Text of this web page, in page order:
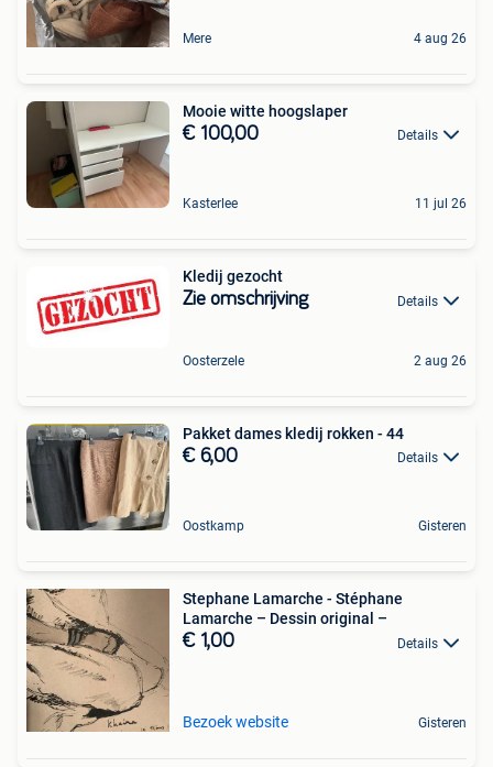
Mere 4 aug 26
Mooie witte hoogslaper
€ 100,00 Details
Kasterlee 11 jul 26
Kledij gezocht
Zie omschrijving Details
Oosterzele 2 aug 26
Pakket dames kledij rokken - 44
€ 6,00 Details
Oostkamp Gisteren
Stephane Lamarche - Stéphane
Lamarche – Dessin original –
€ 1,00 Details
Bezoek website Gisteren